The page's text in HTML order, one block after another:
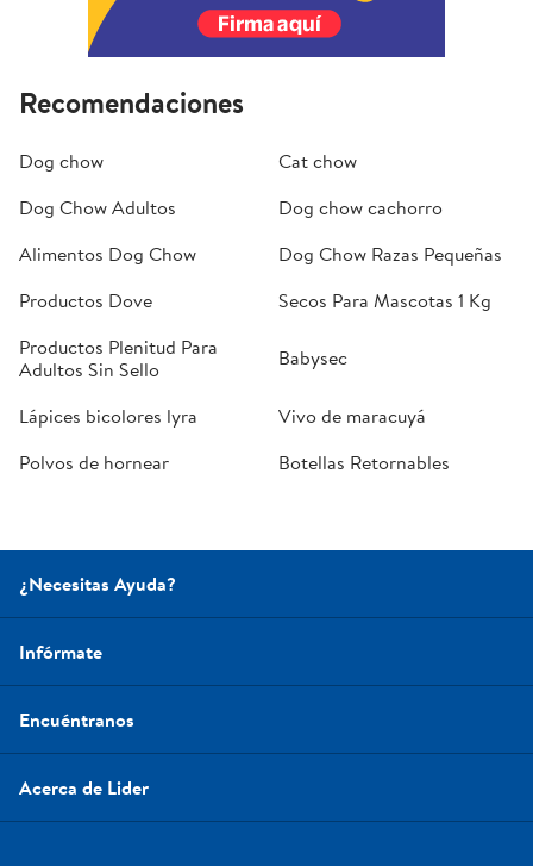
Recomendaciones
Dog chow
Cat chow
Dog Chow Adultos
Dog chow cachorro
Alimentos Dog Chow
Dog Chow Razas Pequeñas
Productos Dove
Secos Para Mascotas 1 Kg
Productos Plenitud Para
Adultos Sin Sello
Babysec
Lápices bicolores lyra
Vivo de maracuyá
Polvos de hornear
Botellas Retornables
¿Necesitas Ayuda?
Infórmate
Encuéntranos
Acerca de Lider